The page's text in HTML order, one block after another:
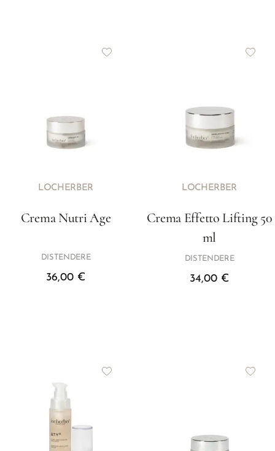
LOCHERBER
Crema Nutri Age
DISTENDERE
36,00 €
LOCHERBER
Crema Effetto Lifting 50
ml
DISTENDERE
34,00 €